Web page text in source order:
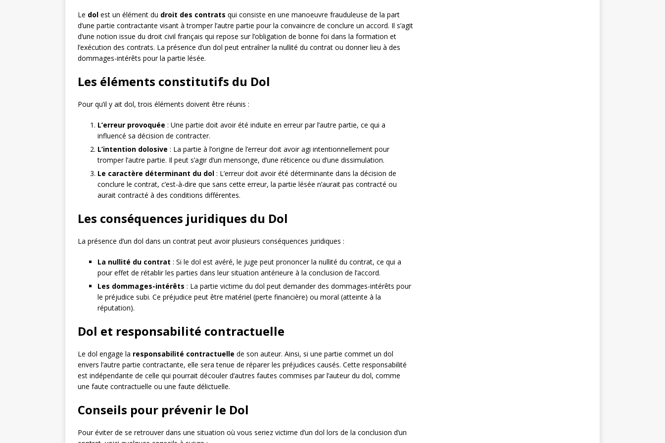
Le dol est un élément du droit des contrats qui consiste en une manoeuvre frauduleuse de la part
d’une partie contractante visant à tromper l’autre partie pour la convaincre de conclure un accord. Il s’agit
d’une notion issue du droit civil français qui repose sur l’obligation de bonne foi dans la formation et
l’exécution des contrats. La présence d’un dol peut entraîner la nullité du contrat ou donner lieu à des
dommages-intérêts pour la partie lésée.
Les éléments constitutifs du Dol
Pour qu’il y ait dol, trois éléments doivent être réunis :
L’erreur provoquée : Une partie doit avoir été induite en erreur par l’autre partie, ce qui a
influencé sa décision de contracter.
L’intention dolosive : La partie à l’origine de l’erreur doit avoir agi intentionnellement pour
tromper l’autre partie. Il peut s’agir d’un mensonge, d’une réticence ou d’une dissimulation.
Le caractère déterminant du dol : L’erreur doit avoir été déterminante dans la décision de
conclure le contrat, c’est-à-dire que sans cette erreur, la partie lésée n’aurait pas contracté ou
aurait contracté à des conditions différentes.
Les conséquences juridiques du Dol
La présence d’un dol dans un contrat peut avoir plusieurs conséquences juridiques :
La nullité du contrat : Si le dol est avéré, le juge peut prononcer la nullité du contrat, ce qui a
pour effet de rétablir les parties dans leur situation antérieure à la conclusion de l’accord.
Les dommages-intérêts : La partie victime du dol peut demander des dommages-intérêts pour
le préjudice subi. Ce préjudice peut être matériel (perte financière) ou moral (atteinte à la
réputation).
Dol et responsabilité contractuelle
Le dol engage la responsabilité contractuelle de son auteur. Ainsi, si une partie commet un dol
envers l’autre partie contractante, elle sera tenue de réparer les préjudices causés. Cette responsabilité
est indépendante de celle qui pourrait découler d’autres fautes commises par l’auteur du dol, comme
une faute contractuelle ou une faute délictuelle.
Conseils pour prévenir le Dol
Pour éviter de se retrouver dans une situation où vous seriez victime d’un dol lors de la conclusion d’un